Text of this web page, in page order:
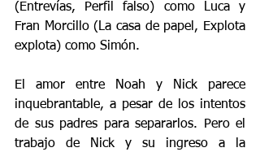
(Entrevías, Perfil falso) como Luca y
Fran Morcillo (La casa de papel, Explota
explota) como Simón.
El amor entre Noah y Nick parece
inquebrantable, a pesar de los intentos
de sus padres para separarlos. Pero el
trabajo de Nick y su ingreso a la